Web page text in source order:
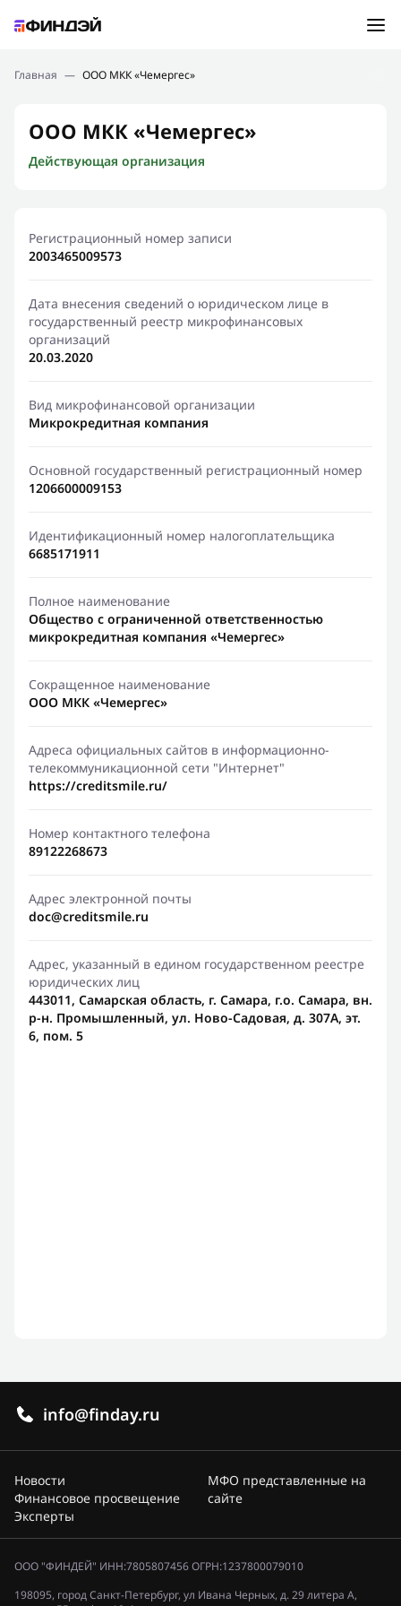
Подбор займа
Новости
Финансовое просвещение
Главная — ООО МКК «Чемергес»
ООО МКК «Чемергес»
Действующая организация
Регистрационный номер записи
2003465009573
Дата внесения сведений о юридическом лице в
государственный реестр микрофинансовых
организаций
20.03.2020
Вид микрофинансовой организации
Микрокредитная компания
Основной государственный регистрационный номер
1206600009153
Идентификационный номер налогоплательщика
6685171911
Полное наименование
Общество с ограниченной ответственностью
микрокредитная компания «Чемергес»
Сокращенное наименование
ООО МКК «Чемергес»
Адреса официальных сайтов в информационно-
телекоммуникационной сети "Интернет"
https://creditsmile.ru/
Номер контактного телефона
89122268673
Адрес электронной почты
doc@creditsmile.ru
Адрес, указанный в едином государственном реестре
юридических лиц
443011, Самарская область, г. Самара, г.о. Самара, вн.
р-н. Промышленный, ул. Ново-Садовая, д. 307А, эт.
6, пом. 5
info@finday.ru
Новости
Финансовое просвещение
Эксперты
МФО представленные на
сайте
ООО "ФИНДЕЙ" ИНН:7805807456 ОГРН:1237800079010
198095, город Санкт-Петербург, ул Ивана Черных, д. 29 литера А,
Ошибка:Контактная форма не найдена.
Спасибо, что написали нам
Мы свяжемся с Вами в ближайшее время и сообщим
результат
Отправить новый запрос